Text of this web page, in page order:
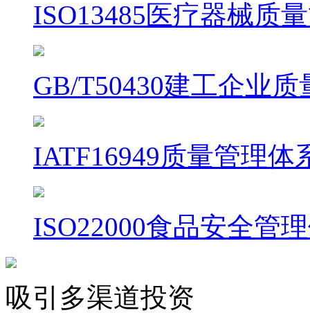
ISO13485医疗器械质
GB/T50430建工企业
IATF16949质量管理体
ISO22000食品安全管
吸引多渠道投资